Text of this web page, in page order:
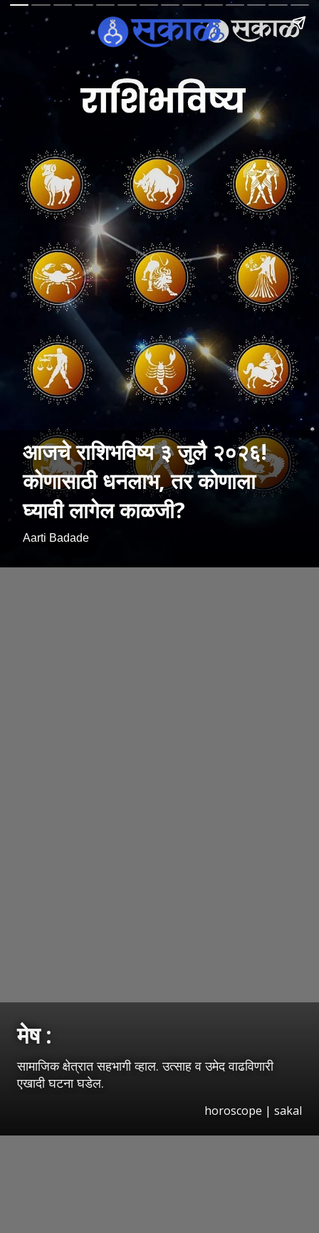
आजचे राशिभविष्य ३ जुलै २०२६!
कोणासाठी धनलाभ, तर कोणाला
घ्यावी लागेल काळजी?
Aarti Badade
मेष :
सामाजिक क्षेत्रात सहभागी व्हाल. उत्साह व उमेद वाढविणारी
एखादी घटना घडेल.
horoscope | sakal